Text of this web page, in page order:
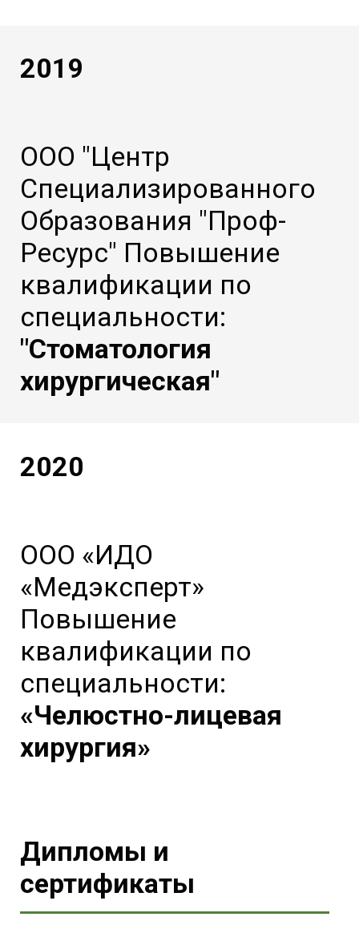
2019
ООО "Центр
Специализированного
Образования "Проф-
Ресурс" Повышение
квалификации по
специальности:
"Стоматология
хирургическая"
2020
ООО «ИДО
«Медэксперт»
Повышение
квалификации по
специальности:
«Челюстно-лицевая
хирургия»
Дипломы и
сертификаты